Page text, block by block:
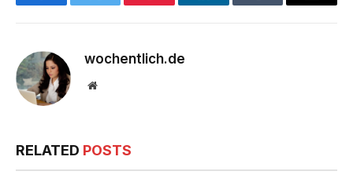
FacebookTwitter Pinterest LinkedInTumblr Email
wochentlich.de
Website
RELATED POSTS